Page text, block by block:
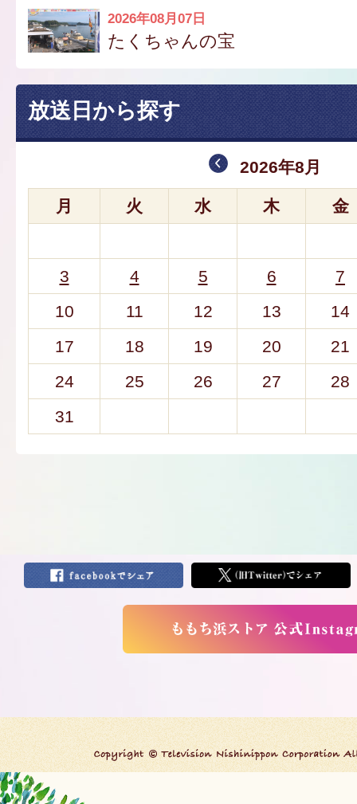
2026年08月07日
たくちゃんの宝
放送日から探す
2026年8月
月 火 水 木 金
3 4 5 6
7
10
11 12 13
14
17
18 19 20
21
24
25 26 27
28
31